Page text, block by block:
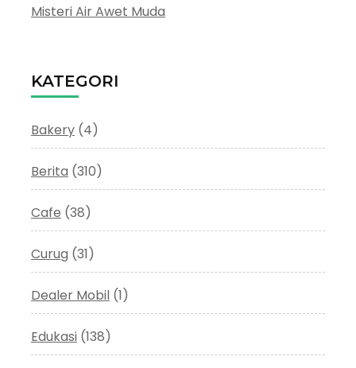
Misteri Air Awet Muda
KATEGORI
Bakery (4)
Berita (310)
Cafe (38)
Curug (31)
Dealer Mobil (1)
Edukasi (138)